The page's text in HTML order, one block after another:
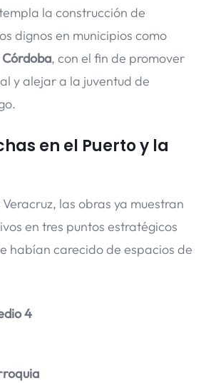
la construcción de
dignos en municipios como
Córdoba, con el fin de promover
y alejar a la juventud de
en el Puerto y la
las obras ya muestran
en tres puntos estratégicos
habían carecido de espacios de
4